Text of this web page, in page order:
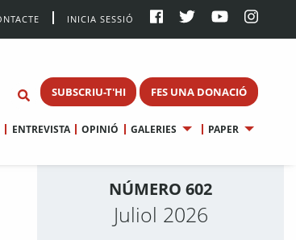
INICIA SESSIÓ
SUBSCRIU-T'HI FES UNA DONACIÓ
ENTREVISTA OPINIÓ GALERIES PAPER
NÚMERO 602
Juliol 2026